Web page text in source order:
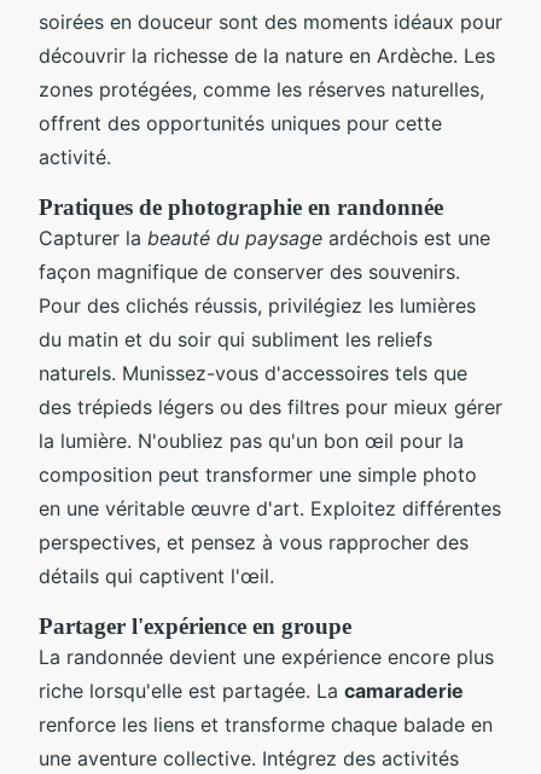
soirées en douceur sont des moments idéaux pour
découvrir la richesse de la nature en Ardèche. Les
zones protégées, comme les réserves naturelles,
offrent des opportunités uniques pour cette
activité.
Pratiques de photographie en randonnée
Capturer la beauté du paysage ardéchois est une
façon magnifique de conserver des souvenirs.
Pour des clichés réussis, privilégiez les lumières
du matin et du soir qui subliment les reliefs
naturels. Munissez-vous d'accessoires tels que
des trépieds légers ou des filtres pour mieux gérer
la lumière. N'oubliez pas qu'un bon œil pour la
composition peut transformer une simple photo
en une véritable œuvre d'art. Exploitez différentes
perspectives, et pensez à vous rapprocher des
détails qui captivent l'œil.
Partager l'expérience en groupe
La randonnée devient une expérience encore plus
riche lorsqu'elle est partagée. La camaraderie
renforce les liens et transforme chaque balade en
une aventure collective. Intégrez des activités